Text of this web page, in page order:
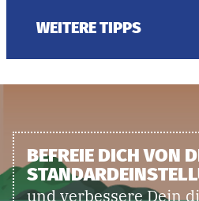
WEITERE TIPPS
BEFREIE DICH VON
und verbessere Dein